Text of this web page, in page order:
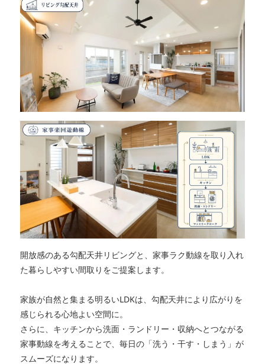
開放感のある勾配天井リビングと、家事ラク動線を取り入れ
た暮らしやすい間取りをご提案します。
家族が自然と集まる明るいLDKは、勾配天井により広がりを
感じられる心地よい空間に。
さらに、キッチンから洗面・ランドリー・収納へとつながる
家事動線を考えることで、毎日の「洗う・干す・しまう」が
スムーズになります。